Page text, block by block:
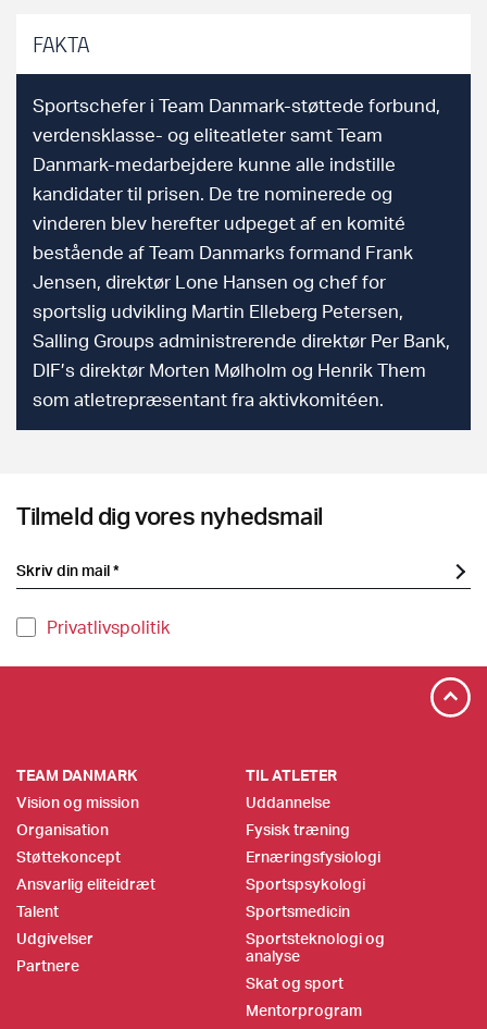
FAKTA
Sportschefer i Team Danmark-støttede forbund,
verdensklasse- og eliteatleter samt Team
Danmark-medarbejdere kunne alle indstille
kandidater til prisen. De tre nominerede og
vinderen blev herefter udpeget af en komité
bestående af Team Danmarks formand Frank
Jensen, direktør Lone Hansen og chef for
sportslig udvikling Martin Elleberg Petersen,
Salling Groups administrerende direktør Per Bank,
DIF’s direktør Morten Mølholm og Henrik Them
som atletrepræsentant fra aktivkomitéen.
Tilmeld dig vores nyhedsmail
Privatlivspolitik
TEAM DANMARK
Vision og mission
Organisation
Støttekoncept
Ansvarlig eliteidræt
Talent
Udgivelser
Partnere
TIL ATLETER
Uddannelse
Fysisk træning
Ernæringsfysiologi
Sportspsykologi
Sportsmedicin
Sportsteknologi og
analyse
Skat og sport
Mentorprogram